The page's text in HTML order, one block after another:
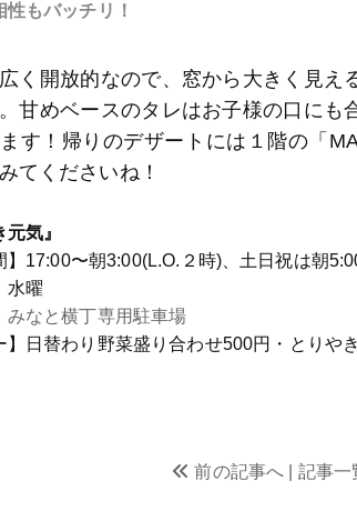
性もバッチリ！
く開放的なので、窓から大きく見え
甘めベースのタレはお子様の口に
す！帰りのデザートには１階の「
てくださいね！
元気』
】17:00〜朝3:00(L.O.２時)、土日祝は朝
水曜
みなと横丁専用駐車場
】日替わり野菜盛り合わせ500円・とり
前の記事へ | 記事一